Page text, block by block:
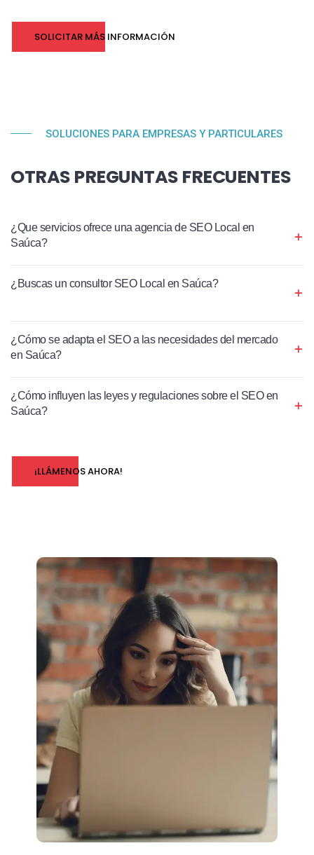
SOLICITAR MÁS INFORMACIÓN
SOLUCIONES PARA EMPRESAS Y PARTICULARES
OTRAS PREGUNTAS FRECUENTES
¿Que servicios ofrece una agencia de SEO Local en
Saúca?
¿Buscas un consultor SEO Local en Saúca?
¿Cómo se adapta el SEO a las necesidades del mercado
en Saúca?
¿Cómo influyen las leyes y regulaciones sobre el SEO en
Saúca?
¡LLÁMENOS AHORA!